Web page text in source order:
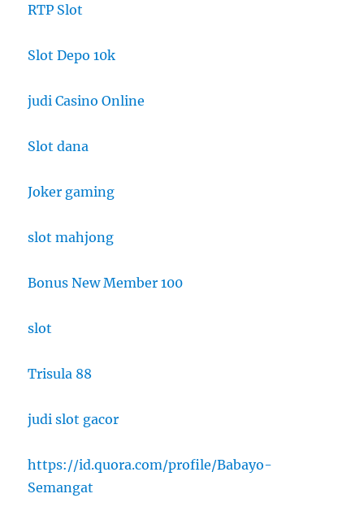
RTP Slot
Slot Depo 10k
judi Casino Online
Slot dana
Joker gaming
slot mahjong
Bonus New Member 100
slot
Trisula 88
judi slot gacor
https://id.quora.com/profile/Babayo-
Semangat